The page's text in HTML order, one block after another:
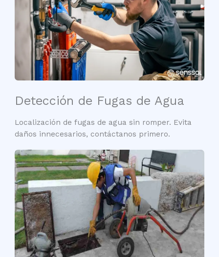
Detección de Fugas de Agua
Localización de fugas de agua sin romper. Evita
daños innecesarios, contáctanos primero.